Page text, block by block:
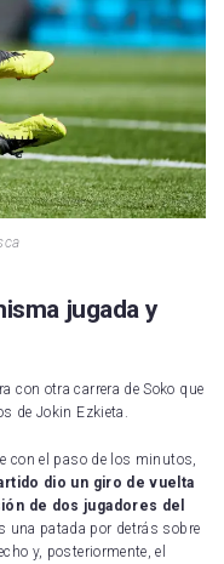
jugada y
con otra carrera de Soko que
de Jokin Ezkieta.
con el paso de los minutos,
dio un giro de vuelta
de dos jugadores del
una patada por detrás sobre
y, posteriormente, el